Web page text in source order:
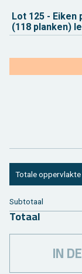
Lot 125 - Eiken
(118 plan­ken)
To­ta­le op­per­vlak­te
Sub­to­taal
To­taal
IN